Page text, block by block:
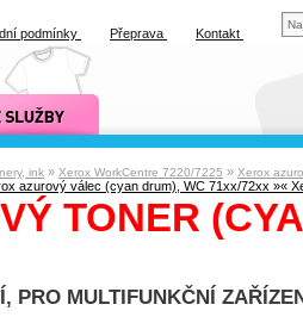
ink » Xerox WorkCentre 7220/7225 » Xerox
«
azurový válec (cyan drum), WC 71xx/72xx »
TONER
PRO MULTIFUNKČNÍ
podmínky Přeprava Kontakt